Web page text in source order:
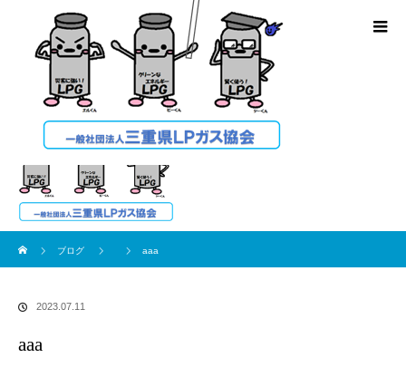
ブログ
ブログ
aaa
2023.07.11
aaa